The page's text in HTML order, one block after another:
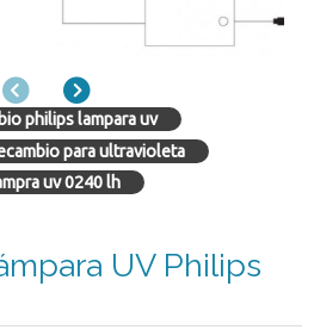
AnteriorSiguiente
philips lampara uv
para ultravioleta
uv 0240 lh
UV Philips